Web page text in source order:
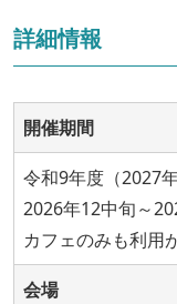
詳細情報
開催期間
令和9年度（2027
2026年12中旬～
カフェのみも利用
会場